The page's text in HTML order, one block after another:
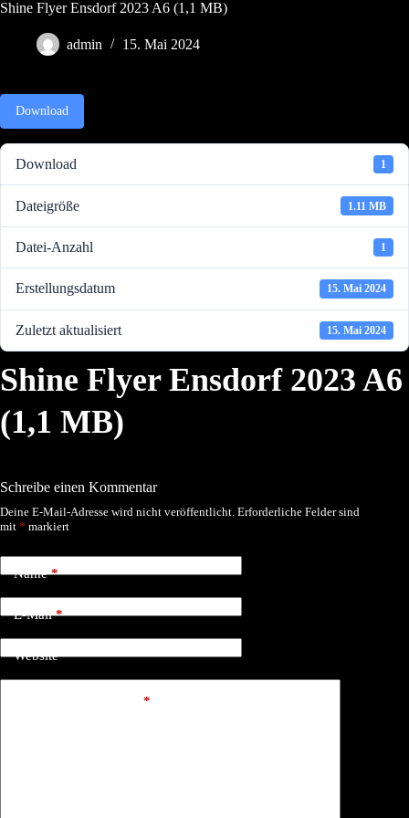
Zum
springen
Shine Flyer Ensdorf 2023 A6 (1,1 MB)
admin 15. Mai 2024
Download
Download 1
Dateigröße 1.11 MB
Datei-Anzahl 1
Erstellungsdatum 15. Mai 2024
Zuletzt aktualisiert 15. Mai 2024
Shine Flyer Ensdorf 2023 A6
(1,1 MB)
Schreibe einen Kommentar
Deine E-Mail-Adresse wird nicht veröffentlicht. Erforderliche Felder sind
mit * markiert
Name*
E-Mail*
Website
*